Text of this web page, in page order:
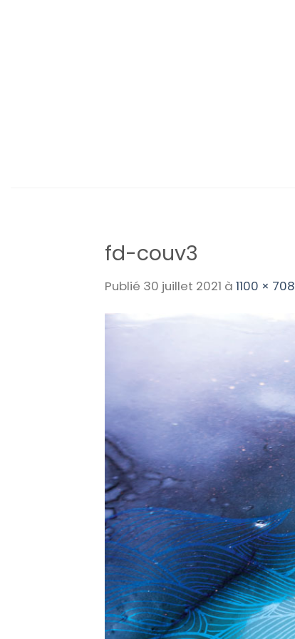
fd-couv3
Publié 30 juillet 2021 à 1100 × 708